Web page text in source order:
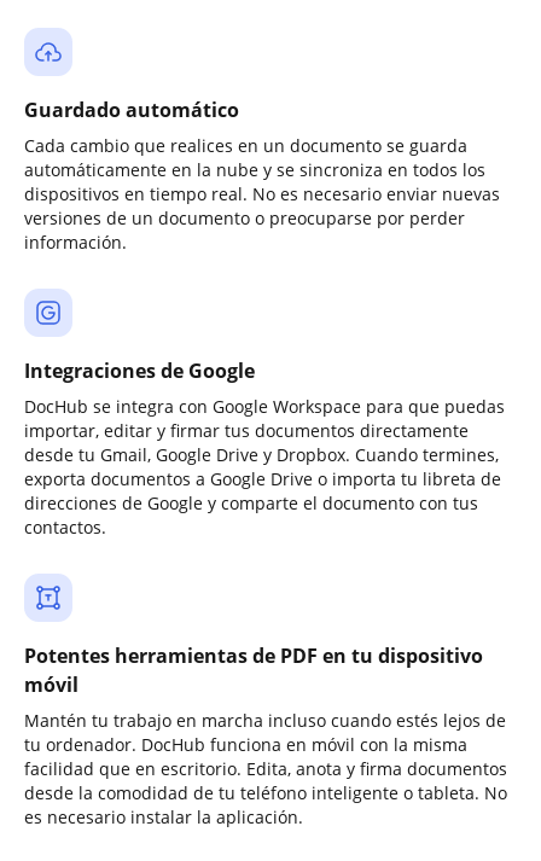
Guardado automático
Cada cambio que realices en un documento se guarda
automáticamente en la nube y se sincroniza en todos los
dispositivos en tiempo real. No es necesario enviar nuevas
versiones de un documento o preocuparse por perder
información.
Integraciones de Google
DocHub se integra con Google Workspace para que puedas
importar, editar y firmar tus documentos directamente
desde tu Gmail, Google Drive y Dropbox. Cuando termines,
exporta documentos a Google Drive o importa tu libreta de
direcciones de Google y comparte el documento con tus
contactos.
Potentes herramientas de PDF en tu dispositivo
móvil
Mantén tu trabajo en marcha incluso cuando estés lejos de
tu ordenador. DocHub funciona en móvil con la misma
facilidad que en escritorio. Edita, anota y firma documentos
desde la comodidad de tu teléfono inteligente o tableta. No
es necesario instalar la aplicación.